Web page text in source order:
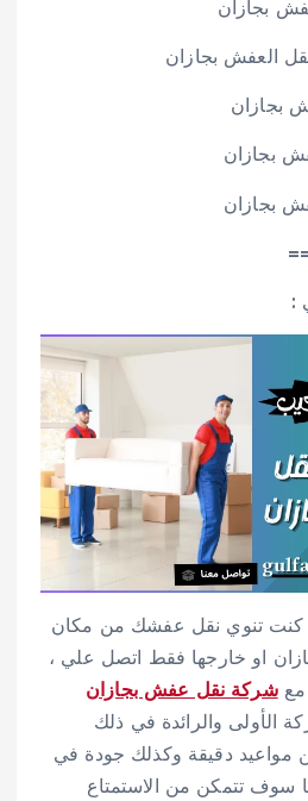
بجازان
العفش بجازان
بجازان
بجازان
بجازان
:
كنت تنوي نقل عفشك من مكان
او خارجها فقط اتصل علي ،
معشركة نقل عفش بجازان
الأولى والرائدة في ذلك
مواعيد دقيقة وكذلك جودة في
سوف تتمكن من الاستمتاع